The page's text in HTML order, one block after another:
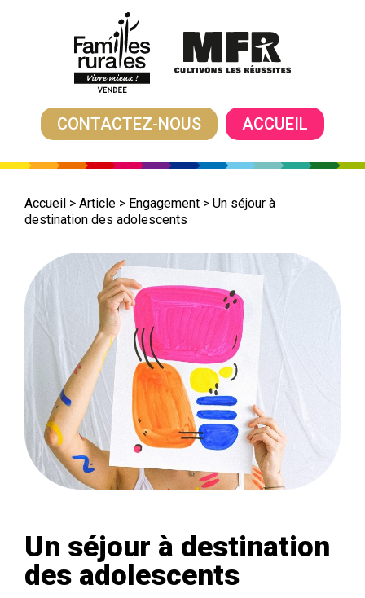
CONTACTEZ-NOUS ACCUEIL
Accueil > Article > Engagement > Un séjour à
destination des adolescents
Un séjour à destination
des adolescents